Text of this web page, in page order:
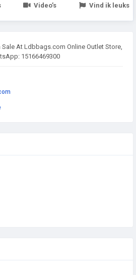
Video’s Vind ik leuks
At Ldbbags.com Online Outlet Store,
15166469300